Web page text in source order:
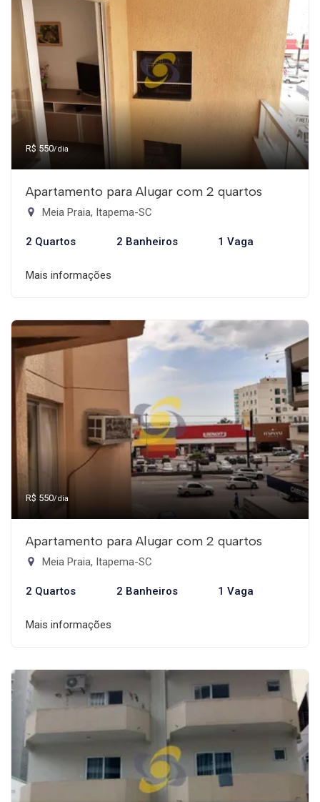
R$ 550/dia
Apartamento para Alugar com 2 quartos
Meia Praia, Itapema-SC
2 Quartos 2 Banheiros 1 Vaga
Mais informações
R$ 550/dia
Apartamento para Alugar com 2 quartos
Meia Praia, Itapema-SC
2 Quartos 2 Banheiros 1 Vaga
Mais informações